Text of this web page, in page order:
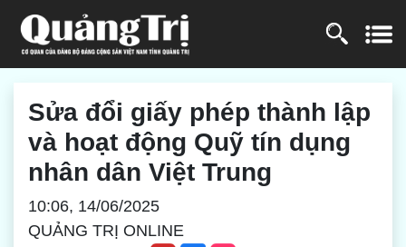
Sửa đổi giấy phép thành lập
và hoạt động Quỹ tín dụng
nhân dân Việt Trung
10:06, 14/06/2025
QUẢNG TRỊ ONLINE